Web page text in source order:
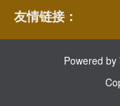
友情链接：
Powered by